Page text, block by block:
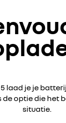
laad je je
de optie die het
situatie.